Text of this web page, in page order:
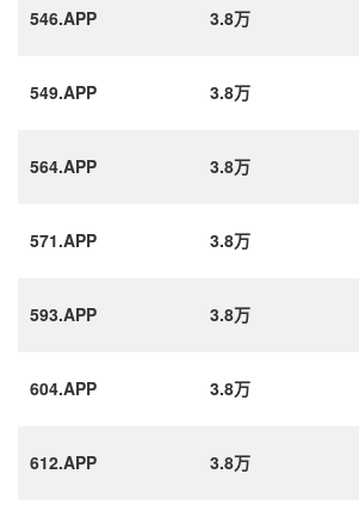
546.APP 3.8万
549.APP 3.8万
564.APP 3.8万
571.APP 3.8万
593.APP 3.8万
604.APP 3.8万
612.APP 3.8万